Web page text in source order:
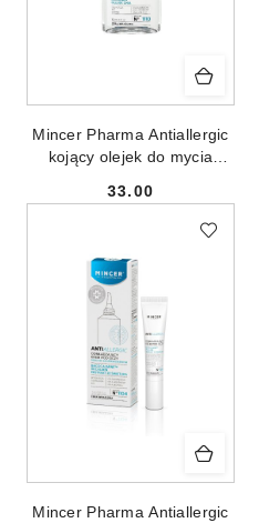
Mincer Pharma Antiallergic
kojący olejek do mycia
zaczerwienieniom No.1110
Cena:
33.00
Mincer Pharma Antiallergic